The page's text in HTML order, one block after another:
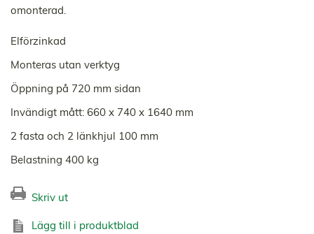
omonterad.
Elförzinkad
Monteras utan verktyg
Öppning på 720 mm sidan
Invändigt mått: 660 x 740 x 1640 mm
2 fasta och 2 länkhjul 100 mm
Belastning 400 kg
Skriv ut
Lägg till i produktblad